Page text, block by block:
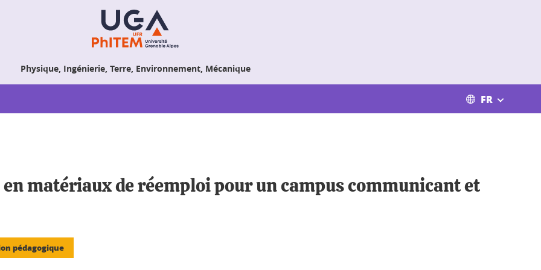
Physique, Ingénierie, Terre, Environnement, Mécanique
FR
matériaux de réemploi pour un campus communicant et
pédagogique